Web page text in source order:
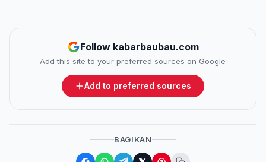
Follow kabarbaubau.com
Add this site to your preferred sources on Google
Add to preferred sources
BAGIKAN